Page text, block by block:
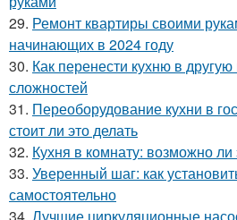
29. Ремонт квартиры своими
начинающих в 2024 году
30. Как перенести кухню в
сложностей
31. Переоборудование кухни в
стоит ли это делать
32. Кухня в комнату: возможно ли
33. Уверенный шаг: как
самостоятельно